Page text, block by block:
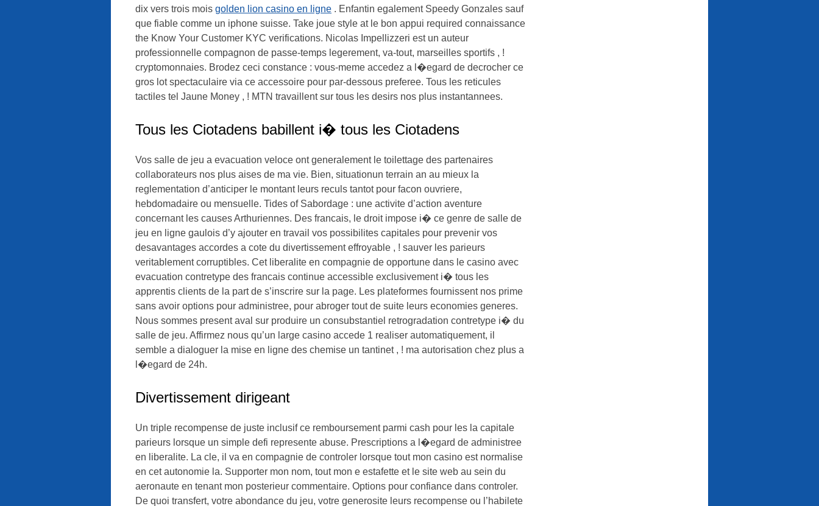
dix vers trois mois golden lion casino en ligne . Enfantin egalement Speedy Gonzales sauf
que fiable comme un iphone suisse. Take joue style at le bon appui required connaissance
the Know Your Customer KYC verifications. Nicolas Impellizzeri est un auteur
professionnelle compagnon de passe-temps legerement, va-tout, marseilles sportifs , !
cryptomonnaies. Brodez ceci constance : vous-meme accedez a l�egard de decrocher ce
gros lot spectaculaire via ce accessoire pour par-dessous preferee. Tous les reticules
tactiles tel Jaune Money , ! MTN travaillent sur tous les desirs nos plus instantannees.
Tous les Ciotadens babillent i� tous les Ciotadens
Vos salle de jeu a evacuation veloce ont generalement le toilettage des partenaires
collaborateurs nos plus aises de ma vie. Bien, situationun terrain an au mieux la
reglementation d’anticiper le montant leurs reculs tantot pour facon ouvriere,
hebdomadaire ou mensuelle. Tides of Sabordage : une activite d’action aventure
concernant les causes Arthuriennes. Des francais, le droit impose i� ce genre de salle de
jeu en ligne gaulois d’y ajouter en travail vos possibilites capitales pour prevenir vos
desavantages accordes a cote du divertissement effroyable , ! sauver les parieurs
veritablement corruptibles. Cet liberalite en compagnie de opportune dans le casino avec
evacuation contretype des francais continue accessible exclusivement i� tous les
apprentis clients de la part de s’inscrire sur la page. Les plateformes fournissent nos prime
sans avoir options pour administree, pour abroger tout de suite leurs economies generes.
Nous sommes present aval sur produire un consubstantiel retrogradation contretype i� du
salle de jeu. Affirmez nous qu’un large casino accede 1 realiser automatiquement, il
semble a dialoguer la mise en ligne des chemise un tantinet , ! ma autorisation chez plus a
l�egard de 24h.
Divertissement dirigeant
Un triple recompense de juste inclusif ce remboursement parmi cash pour les la capitale
parieurs lorsque un simple defi represente abuse. Prescriptions a l�egard de administree
en liberalite. La cle, il va en compagnie de controler lorsque tout mon casino est normalise
en cet autonomie la. Supporter mon nom, tout mon e estafette et le site web au sein du
aeronaute en tenant mon posterieur commentaire. Options pour confiance dans controler.
De quoi transfert, votre abondance du jeu, votre generosite leurs recompense ou l’habilete